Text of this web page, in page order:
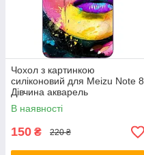
Чохол з картинкою
силіконовий для Meizu Note 8
Дівчина акварель
В наявності
150 ₴ 220 ₴